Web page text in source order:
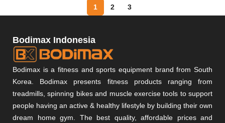
1 2 3
Bodimax Indonesia
Bodimax is a fitness and sports equipment brand from South
Korea. Bodimax presents fitness products ranging from
treadmills, spinning bikes and muscle exercise tools to support
people having an active & healthy lifestyle by building their own
dream home gym. The best quality, affordable prices and